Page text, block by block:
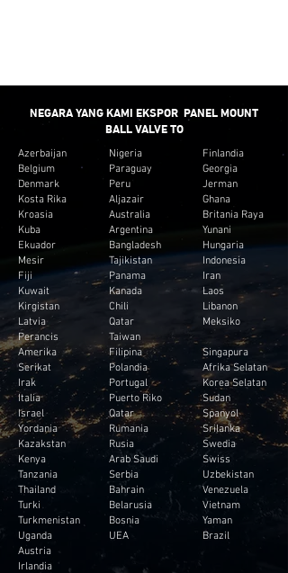
NEGARA YANG KAMI EKSPOR PANEL MOUNT
BALL VALVE TO
Azerbaijan
Belgium
Denmark
Kosta Rika
Kroasia
Kuba
Ekuador
Mesir
Fiji
Kuwait
Kirgistan
Latvia
Perancis
Amerika
Serikat
Irak
Italia
Israel
Yordania
Kazakstan
Kenya
Tanzania
Thailand
Turki
Turkmenistan
Uganda
Austria
Irlandia
Nigeria
Paraguay
Peru
Aljazair
Australia
Argentina
Bangladesh
Tajikistan
Panama
Kanada
Chili
Qatar
Taiwan
Filipina
Polandia
Portugal
Puerto Riko
Qatar
Rumania
Rusia
Arab Saudi
Serbia
Bahrain
Belarusia
Bosnia
UEA
Finlandia
Georgia
Jerman
Ghana
Britania Raya
Yunani
Hungaria
Indonesia
Iran
Laos
Libanon
Meksiko
Singapura
Afrika Selatan
Korea Selatan
Sudan
Spanyol
Srilanka
Swedia
Swiss
Uzbekistan
Venezuela
Vietnam
Yaman
Brazil